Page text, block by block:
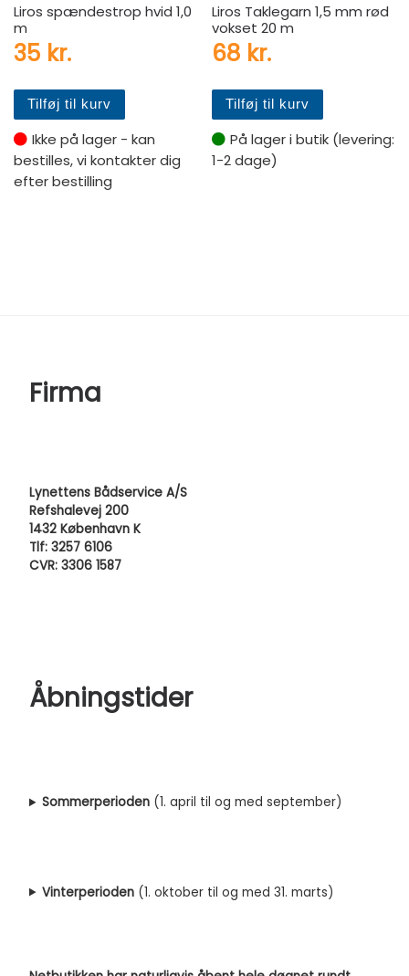
Liros spændestrop hvid 1,0
m
35 kr.
Tilføj til kurv
Ikke på lager - kan
bestilles, vi kontakter dig
efter bestilling
Liros Taklegarn 1,5 mm rød
vokset 20 m
68 kr.
Tilføj til kurv
På lager i butik (levering:
1-2 dage)
Firma
Lynettens Bådservice A/S
Refshalevej 200
1432 København K
Tlf: 3257 6106
CVR: 3306 1587
Åbningstider
Sommerperioden (1. april til og med september)
Vinterperioden (1. oktober til og med 31. marts)